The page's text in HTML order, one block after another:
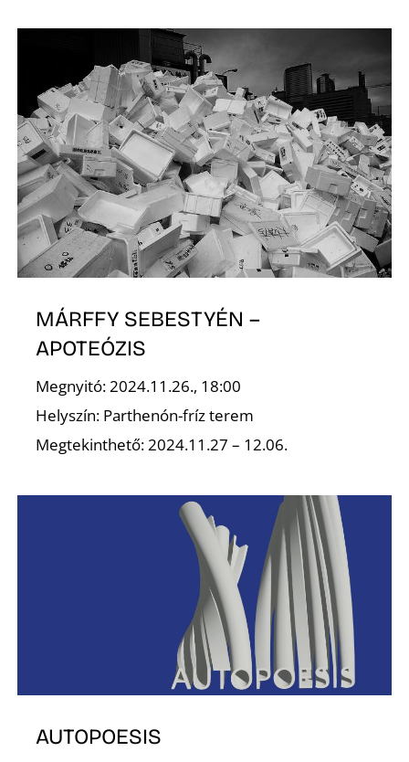
MÁRFFY SEBESTYÉN –
APOTEÓZIS
Megnyitó: 2024.11.26., 18:00
Helyszín: Parthenón-fríz terem
Megtekinthető: 2024.11.27 – 12.06.
AUTOPOESIS